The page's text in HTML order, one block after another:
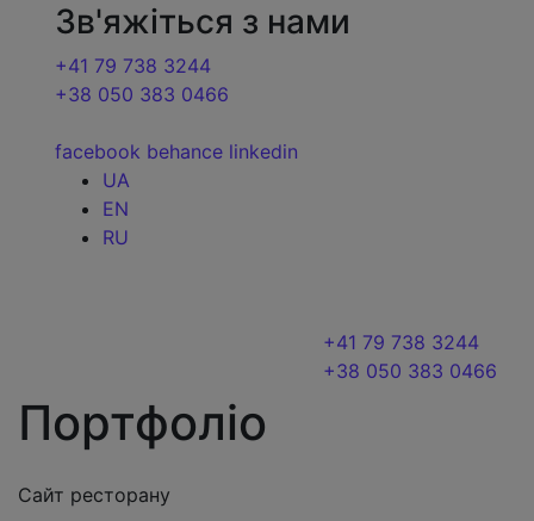
Зв'яжіться з нами
+41 79 738 3244
+38 050 383 0466
facebook behance linkedin
UA
EN
RU
+41 79 738 3244
+38 050 383 0466
Портфоліо
Сайт ресторану